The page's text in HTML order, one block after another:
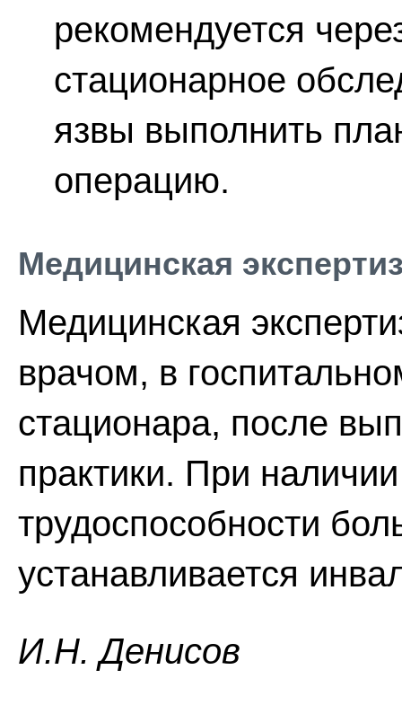
рекомендуется
стационарное
язвы выполнить
операцию.
Медицинская
Медицинская
врачом, в
стационара, после
практики. При
трудоспособности
устанавливается
И.H. Дeниcoв